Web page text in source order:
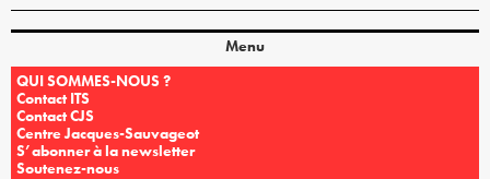
Menu
QUI SOMMES-NOUS ?
Contact ITS
Contact CJS
Centre Jacques-Sauvageot
S’abonner à la newsletter
Soutenez-nous